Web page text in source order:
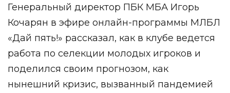
Генеральный директор ПБК МБА Игорь
Кочарян в эфире онлайн-программы МЛБЛ
«Дай пять!» рассказал, как в клубе ведется
работа по селекции молодых игроков и
поделился своим прогнозом, как
нынешний кризис, вызванный пандемией